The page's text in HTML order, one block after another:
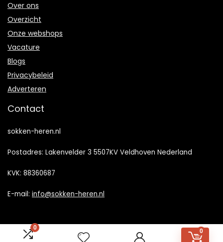
0
0
Over ons
Overzicht
Onze webshops
Vacature
Blogs
Privacybeleid
Adverteren
Contact
sokken-heren.nl
Postadres: Lakenvelder 3 5507KV Veldhoven Nederland
KVK: 88360687
E-mail: info@sokken-heren.nl